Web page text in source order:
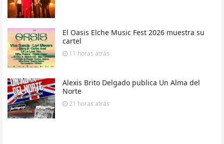
El Oasis Elche Music Fest 2026 muestra su
cartel
11 horas atrás
Alexis Brito Delgado publica Un Alma del
Norte
21 horas atrás